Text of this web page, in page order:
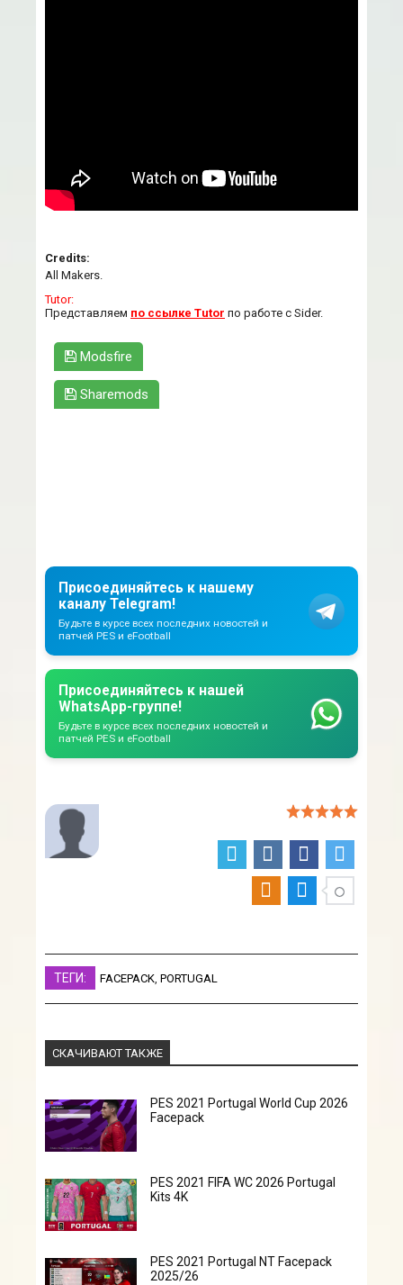
Credits:
All Makers.
Tutor:
Представляем по ссылке Tutor по работе с Sider.
Modsfire
Sharemods
Присоединяйтесь к нашему
каналу Telegram!
Будьте в курсе всех последних новостей и
патчей PES и eFootball
Присоединяйтесь к нашей
WhatsApp-группе!
Будьте в курсе всех последних новостей и
патчей PES и eFootball
ТЕГИ: FACEPACK, PORTUGAL
СКАЧИВАЮТ ТАКЖЕ
PES 2021 Portugal World Cup 2026
Facepack
PES 2021 FIFA WC 2026 Portugal
Kits 4K
PES 2021 Portugal NT Facepack
2025/26